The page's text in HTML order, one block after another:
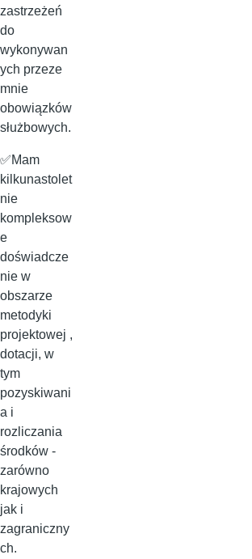
zastrzeżeń
do
wykonywan
ych przeze
mnie
obowiązków
służbowych.
✅Mam
kilkunastolet
nie
kompleksow
e
doświadcze
nie w
obszarze
metodyki
projektowej ,
dotacji, w
tym
pozyskiwani
a i
rozliczania
środków -
zarówno
krajowych
jak i
zagraniczny
ch.